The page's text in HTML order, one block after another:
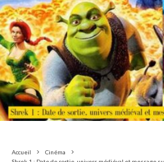
Accueil
Cinéma